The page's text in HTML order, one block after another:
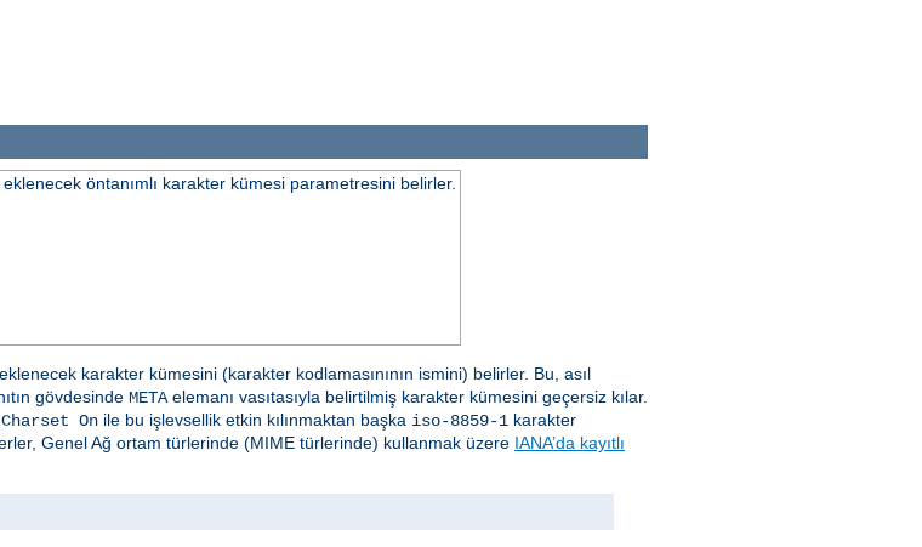
öntanımlı karakter kümesi parametresini belirler.
karakter kümesini (karakter kodlamasınının ismini) belirler. Bu, asıl
gövdesinde METAelemanı vasıtasıyla belirtilmiş karakter kümesini geçersiz kılar.
On ile bu işlevsellik etkin kılınmaktan başka iso-8859-1 karakter
Genel Ağ ortam türlerinde (MIME türlerinde) kullanmak üzere IANA’da kayıtlı